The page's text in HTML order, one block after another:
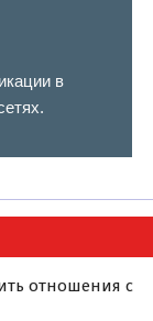
в
отношения с